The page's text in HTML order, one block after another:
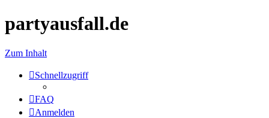
partyausfall.de
Zum Inhalt
Schnellzugriff
FAQ
Anmelden